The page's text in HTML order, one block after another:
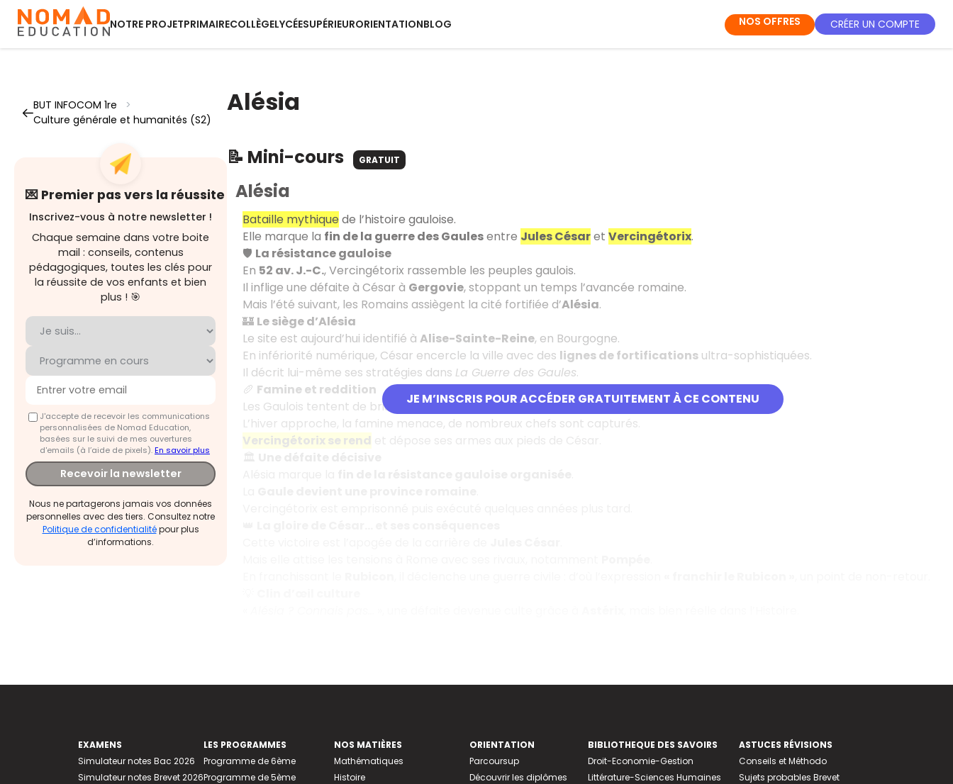
NOTRE PROJETPRIMAIRECOLLÈGELYCÉESUPÉRIEURORIENTATIONBLOG NOS OFFRES CRÉER UN COMPTE
BUT INFOCOM 1re
>
Culture générale et humanités (S2)
💌 Premier pas vers la réussite
Inscrivez-vous à notre newsletter !
Chaque semaine dans votre boite
mail : conseils, contenus
pédagogiques, toutes les clés pour
la réussite de vos enfants et bien
plus ! 🎯
J'accepte de recevoir les communications
personnalisées de Nomad Education,
basées sur le suivi de mes ouvertures
d'emails (à l’aide de pixels).En savoir plus
Recevoir la newsletter
Nous ne partagerons jamais vos données
personnelles avec des tiers. Consultez notre
Politique de confidentialitépour plus
d’informations.
Alésia
📝 Mini-cours GRATUIT
JE M’INSCRIS POUR ACCÉDER GRATUITEMENT À CE CONTENU
Alésia
Bataille mythique de l’histoire gauloise.
Elle marque la fin de la guerre des Gaulesentre Jules Césaret Vercingétorix.
🛡️ La résistance gauloise
En 52 av. J.-C., Vercingétorix rassemble les peuples gaulois.
Il inflige une défaite à César à Gergovie, stoppant un temps l’avancée romaine.
Mais l’été suivant, les Romains assiègent la cité fortifiée d’Alésia.
🏰 Le siège d’Alésia
Le site est aujourd’hui identifié à Alise-Sainte-Reine, en Bourgogne.
En infériorité numérique, César encercle la ville avec des lignes de fortificationsultra-sophistiquées.
Il décrit lui-même ses stratégies dans La Guerre des Gaules.
🥖 Famine et reddition
Les Gaulois tentent de briser le siège, sans succès.
L’hiver approche, la famine menace, de nombreux chefs sont capturés.
Vercingétorix se rend et dépose ses armes aux pieds de César.
EXAMENS
Simulateur notes Bac 2026
Simulateur notes Brevet 2026
LES PROGRAMMES
Programme de 6ème
Programme de 5ème
NOS MATIÈRES
Mathématiques
Histoire
ORIENTATION
Parcoursup
Découvrir les diplômes
BIBLIOTHEQUE DES SAVOIRS
Droit-Economie-Gestion
Littérature-Sciences Humaines
ASTUCES RÉVISIONS
Conseils et Méthodo
Sujets probables Brevet